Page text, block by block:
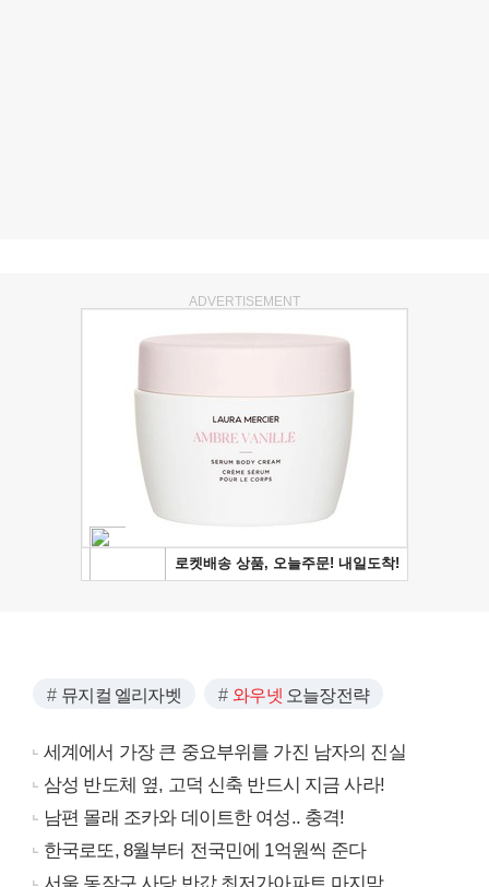
ADVERTISEMENT
뮤지컬 엘리자벳 와우넷 오늘장전략
세계에서 가장 큰 중요부위를 가진 남자의 진실
삼성 반도체 옆, 고덕 신축 반드시 지금 사라!
남편 몰래 조카와 데이트한 여성.. 충격!
한국로또, 8월부터 전국민에 1억원씩 준다